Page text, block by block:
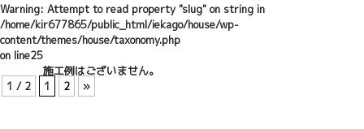
Warning: Attempt to read property "slug" on string in
/home/kir677865/public_html/iekago/house/wp-
content/themes/house/taxonomy.php
on line25
施工例はございません。
1 / 2
1 2 »